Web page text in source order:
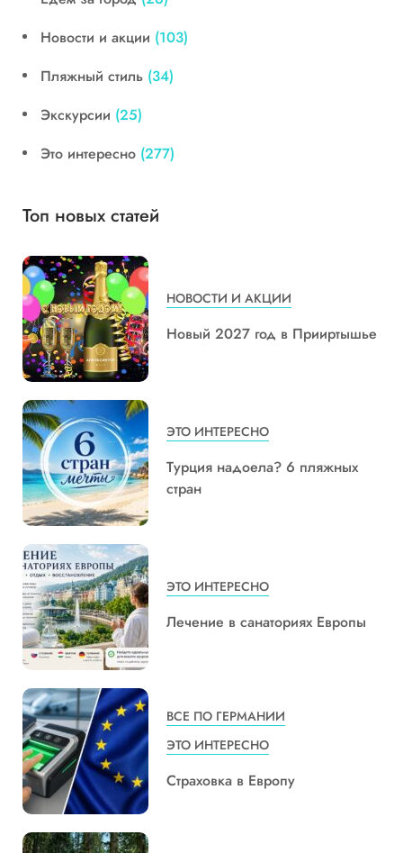
Новости и акции (103)
Пляжный стиль (34)
Экскурсии (25)
Это интересно (277)
Топ новых статей
НОВОСТИ И АКЦИИ
Новый 2027 год в Прииртышье
ЭТО ИНТЕРЕСНО
Турция надоела? 6 пляжных
стран
ЭТО ИНТЕРЕСНО
Лечение в санаториях Европы
ВСЕ ПО ГЕРМАНИИ
ЭТО ИНТЕРЕСНО
Страховка в Европу